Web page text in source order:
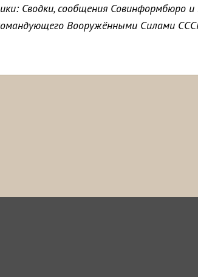
Сводки, сообщения Совинформбюро и
Вооружёнными Силами